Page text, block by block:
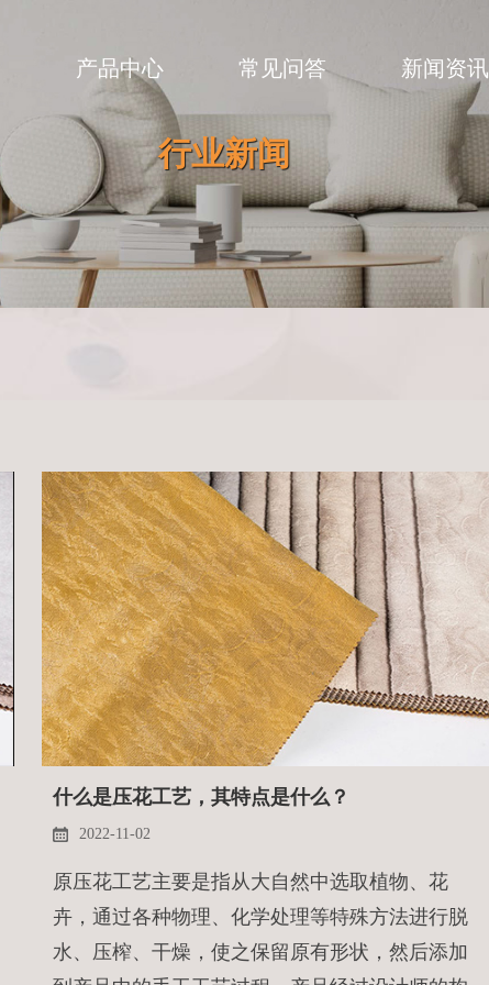
产品中心 常见问答 新闻资讯
行业新闻
什么是压花工艺，其特点是什么？
2022-11-02
原压花工艺主要是指从大自然中选取植物、花
卉，通过各种物理、化学处理等特殊方法进行脱
水、压榨、干燥，使之保留原有形状，然后添加